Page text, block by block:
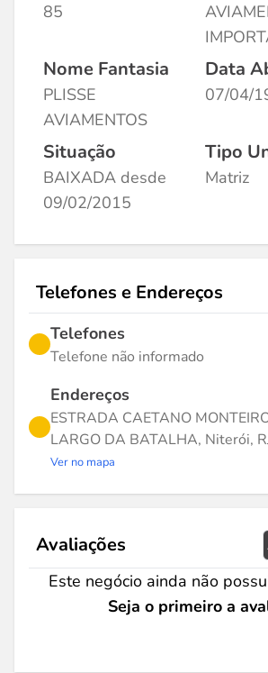
85
Nome Fantasia
PLISSE
AVIAMENTOS
Data
07/04/
Situação
BAIXADA desde
09/02/2015
Tipo
Matriz
Telefones e Endereços
Telefones
Telefone não informado
Endereços
ESTRADA CAETANO
LARGO DA BATALHA, Niterói,
Ver no mapa
Avaliações
Este negócio ainda não
Seja o primeiro a